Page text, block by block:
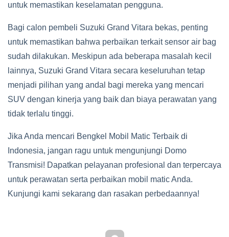
untuk memastikan keselamatan pengguna.
Bagi calon pembeli Suzuki Grand Vitara bekas, penting
untuk memastikan bahwa perbaikan terkait sensor air bag
sudah dilakukan. Meskipun ada beberapa masalah kecil
lainnya, Suzuki Grand Vitara secara keseluruhan tetap
menjadi pilihan yang andal bagi mereka yang mencari
SUV dengan kinerja yang baik dan biaya perawatan yang
tidak terlalu tinggi.
Jika Anda mencari Bengkel Mobil Matic Terbaik di
Indonesia, jangan ragu untuk mengunjungi Domo
Transmisi! Dapatkan pelayanan profesional dan terpercaya
untuk perawatan serta perbaikan mobil matic Anda.
Kunjungi kami sekarang dan rasakan perbedaannya!